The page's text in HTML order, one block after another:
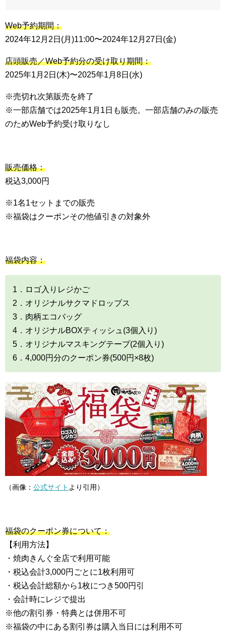
Web予約期間：
2024年12月2日(月)11:00〜2024年12月27日(金)
店頭販売／Web予約分の受け取り期間：
2025年1月2日(木)〜2025年1月8日(水)
※売切れ次第販売を終了
※一部店舗では2025年1月1日も販売。一部店舗のみの販売
のためWeb予約受け取りなし
販売価格：
税込3,000円
※1名1セットまでの販売
※福袋はクーポンその他値引きの対象外
福袋内容：
1．ロゴ入りレジかご
2．オリジナルサクマドロップス
3．肉柄エコバッグ
4．オリジナルBOXティッシュ(3個入り)
5．オリジナルマスキングテープ(2個入り)
6．4,000円分のクーポン券(500円×8枚)
（画像： 公式サイト より引用）
福袋のクーポン券について：
【利用方法】
・焼肉きんぐ全店で利用可能
・税込会計3,000円ごとに1枚利用可
・税込会計総額から1枚につき500円引
・会計時にレジで提出
※他の割引券・特典とは併用不可
※福袋の中にある割引券は購入当日には利用不可